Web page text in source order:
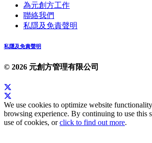
為元創方工作
聯絡我們
私隱及免責聲明
私隱及免責聲明
© 2026 元創方管理有限公司
We use cookies to optimize website
browsing experience. By continuing to use this
use of cookies, orclick to find out more.